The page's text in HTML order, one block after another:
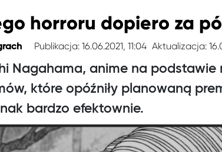
horroru dopiero za
Publikacja: 16.06.2021, 11:04 Aktualizacja:
Nagahama, anime na podstawie
które opóźniły planowaną
bardzo efektownie.